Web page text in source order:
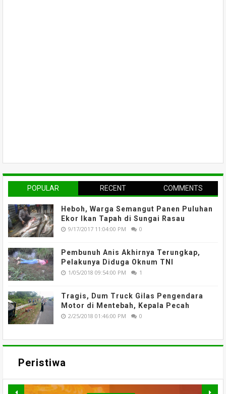
POPULAR RECENT COMMENTS
Heboh, Warga Semangut Panen Puluhan
Ekor Ikan Tapah di Sungai Rasau
9/17/2017 11:04:00 PM 0
Pembunuh Anis Akhirnya Terungkap,
Pelakunya Diduga Oknum TNI
1/05/2018 09:54:00 PM 1
Tragis, Dum Truck Gilas Pengendara
Motor di Mentebah, Kepala Pecah
2/25/2018 01:46:00 PM 0
Peristiwa